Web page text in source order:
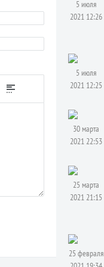
5 июля
2021 12:26
5 июля
2021 12:25
30 марта
2021 22:53
25 марта
2021 21:15
25 февраля